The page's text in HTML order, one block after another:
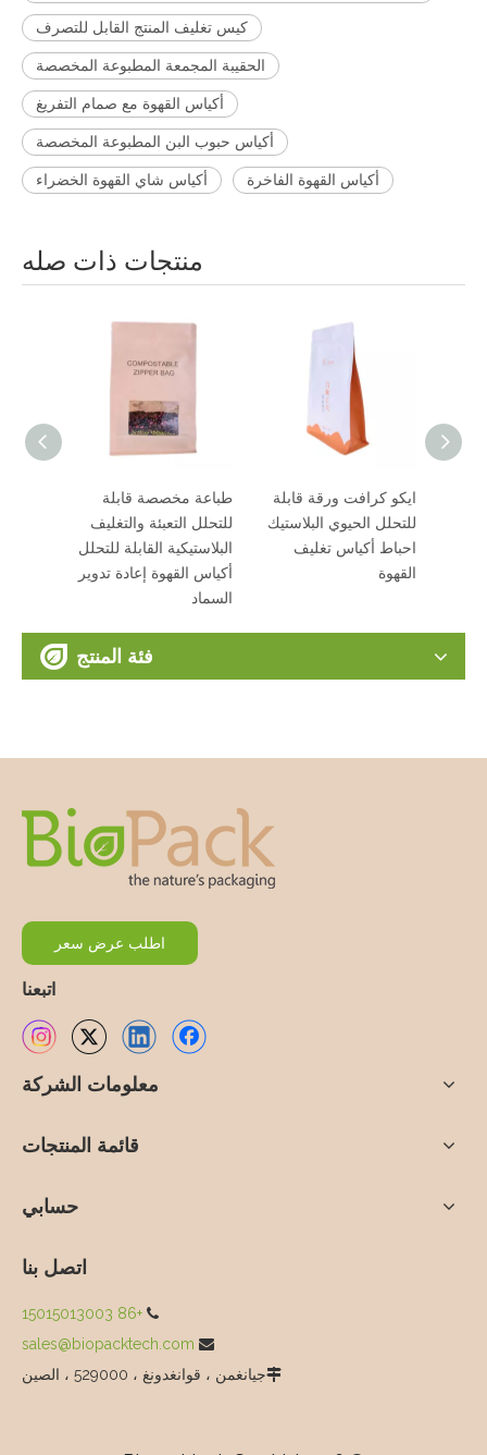
كيس تغليف المنتج القابل للتصرف
الحقيبة المجمعة المطبوعة المخصصة
أكياس القهوة مع صمام التفريغ
أكياس حبوب البن المطبوعة المخصصة
أكياس شاي القهوة الخضراء أكياس القهوة الفاخرة
منتجات ذات صله
طباعة مخصصة
للتحلل التعبئة
البلاستيكية
أكياس القهوة
ايكو كرافت ورقة قابلة
للتحلل الحيوي البلاستيك
احباط أكياس تغليف
OEM PLA حقيبة القهوة
الصغيرة المصنعة من
فئة المنتج
اطلب عرض سعر
اتبعنا
معلومات الشركة
قائمة المنتجات
حسابي
اتصل بنا

+86 15015013003

sales@biopacktech.com
جيانغمن ، قوانغدونغ ، 529000 ، الصين